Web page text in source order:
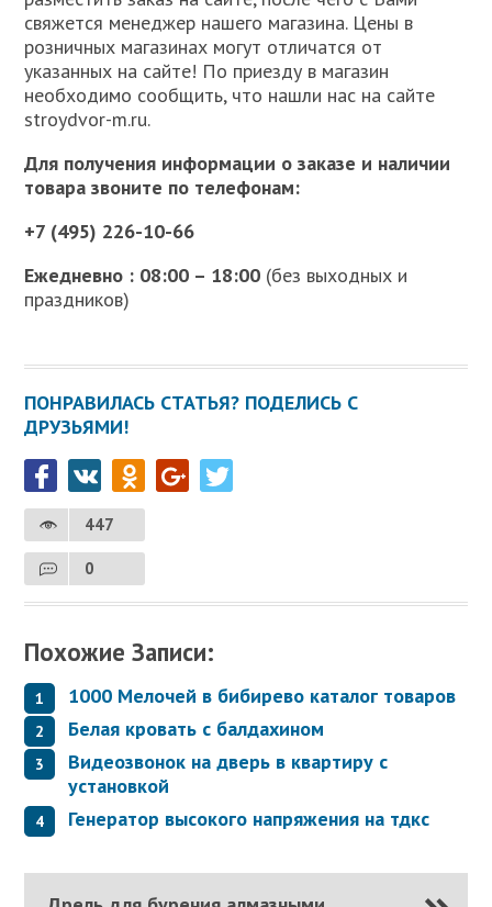
свяжется менеджер нашего магазина. Цены в
розничных магазинах могут отличатся от
указанных на сайте! По приезду в магазин
необходимо сообщить, что нашли нас на сайте
stroydvor-m.ru.
Для получения информации о заказе и наличии
товара звоните по телефонам:
+7 (495) 226-10-66
Ежедневно : 08:00 – 18:00 (без выходных и
праздников)
ПОНРАВИЛАСЬ СТАТЬЯ? ПОДЕЛИСЬ С
ДРУЗЬЯМИ!
447
0
Похожие Записи:
1000 Мелочей в бибирево каталог товаров
Белая кровать с балдахином
Видеозвонок на дверь в квартиру с
установкой
Генератор высокого напряжения на тдкс